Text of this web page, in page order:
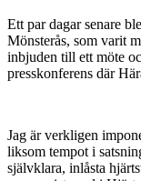
Ett par dagar senare
Mönsterås, som varit
inbjuden till ett möte
presskonferens där
Jag är verkligen
liksom tempot i
självklara, inlåsta